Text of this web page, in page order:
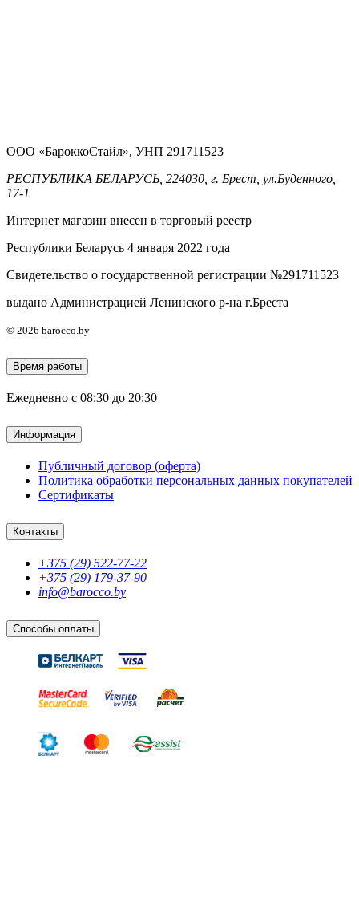
ООО «БароккоСтайл», УНП 291711523
РЕСПУБЛИКА БЕЛАРУСЬ, 224030, г. Брест, ул.Буденного,
17-1
Интернет магазин внесен в торговый реестр
Республики Беларусь 4 января 2022 года
Свидетельство о государственной регистрации №291711523
выдано Администрацией Ленинского р-на г.Бреста
© 2026 barocco.by
Время работы
Ежедневно с 08:30 до 20:30
Информация
Публичный договор (оферта)
Политика обработки персональных данных покупателей
Сертификаты
Контакты
+375 (29) 522-77-22
+375 (29) 179-37-90
info@barocco.by
Способы оплаты